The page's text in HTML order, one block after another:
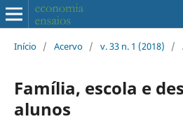
Início / Acervo / v. 33 n. 1 (2018) /
Família, escola e
alunos